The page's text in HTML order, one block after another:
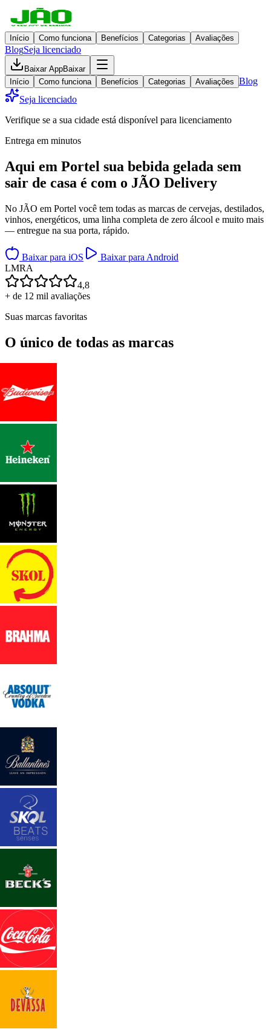
Início Como funciona Benefícios Categorias Avaliações
BlogSeja licenciado
Baixar AppBaixar
Início
Como funciona Benefícios Categorias Avaliações Blog
Seja licenciado
Verifique se a sua cidade está disponível para licenciamento
Entrega em minutos
Aqui em Portel sua bebida gelada sem
sair de casa é com o JÃO Delivery
No JÃO em Portel você tem todas as marcas de cervejas, destilados,
vinhos, energéticos, uma linha completa de zero álcool e muito mais
— entregue na sua porta, rápido.
Baixar para iOS
Baixar para Android
LMRA
4,8
+ de 12 mil avaliações
Suas marcas favoritas
O único de todas as marcas